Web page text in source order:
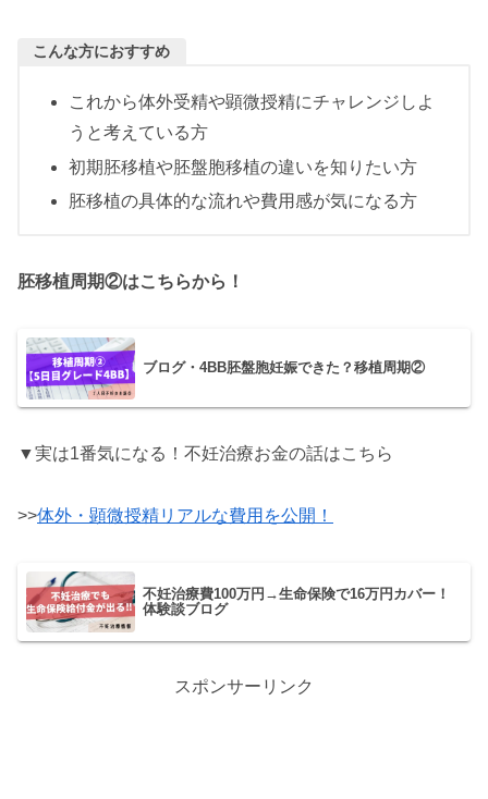
こんな方におすすめ
これから体外受精や顕微授精にチャレンジしよ
うと考えている方
初期胚移植や胚盤胞移植の違いを知りたい方
胚移植の具体的な流れや費用感が気になる方
胚移植周期②はこちらから！
ブログ・4BB胚盤胞妊娠できた？移植周期②
▼実は1番気になる！不妊治療お金の話はこちら
>>体外・顕微授精リアルな費用を公開！
不妊治療費100万円→生命保険で16万円カバー！
体験談ブログ
スポンサーリンク